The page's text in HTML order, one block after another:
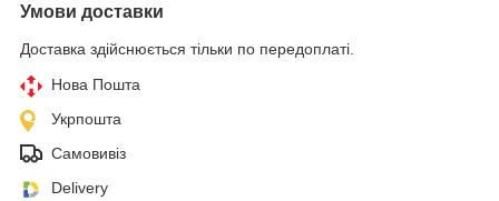
Умови доставки
Доставка здійснюється тільки по передоплаті.
Нова Пошта
Укрпошта
Самовивіз
Delivery